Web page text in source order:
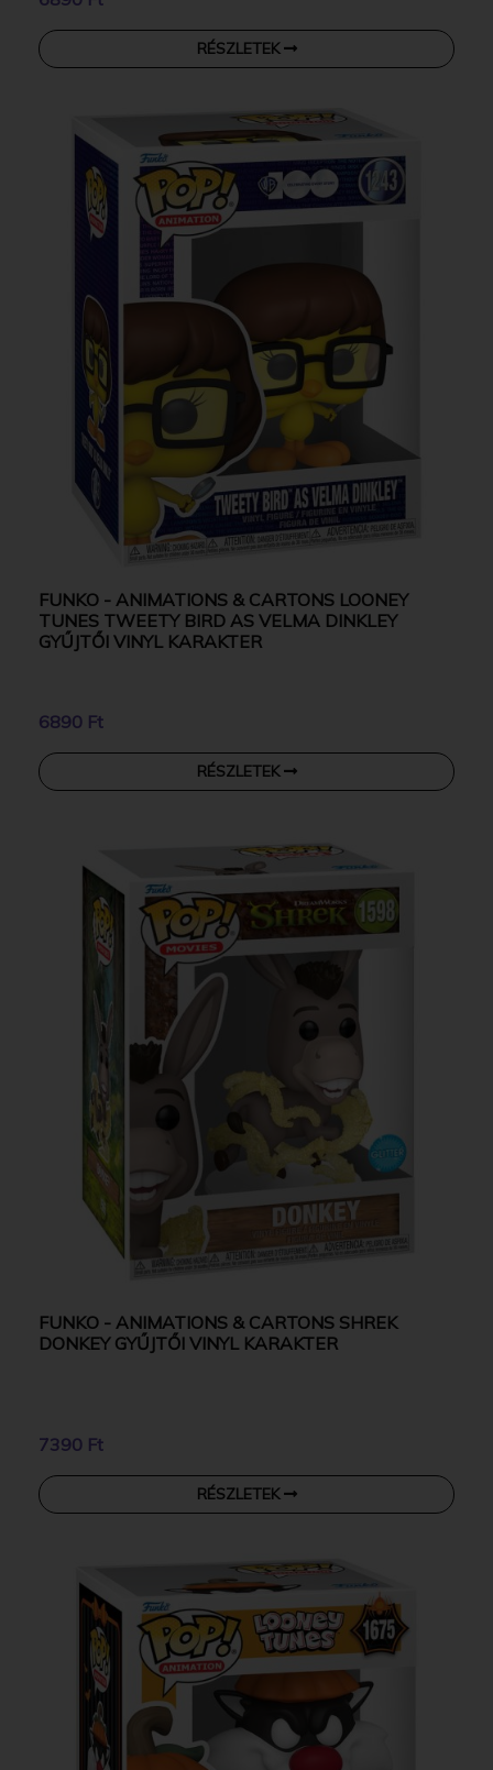
RÉSZLETEK
FUNKO - ANIMATIONS & CARTONS LOONEY
TUNES TWEETY BIRD AS VELMA DINKLEY
GYŰJTŐI VINYL KARAKTER
6890 Ft
RÉSZLETEK
FUNKO - ANIMATIONS & CARTONS SHREK
DONKEY GYŰJTŐI VINYL KARAKTER
7390 Ft
RÉSZLETEK